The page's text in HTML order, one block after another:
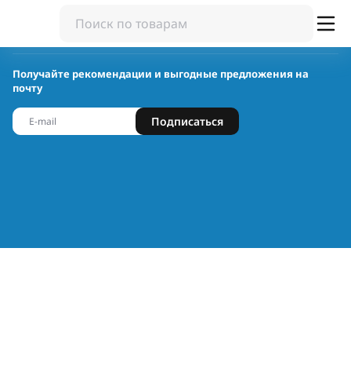
Получайте рекомендации и выгодные предложения на
почту
Подписаться